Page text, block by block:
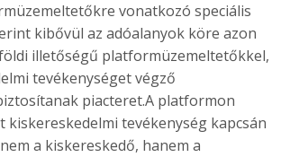
vonatkozó speciális
kibővül az adóalanyok köre azon
illetőségű platformüzemeltetőkkel,
tevékenységet végző
piacteret.A platformon
kiskereskedelmi tevékenység kapcsán
a kiskereskedő, hanem a